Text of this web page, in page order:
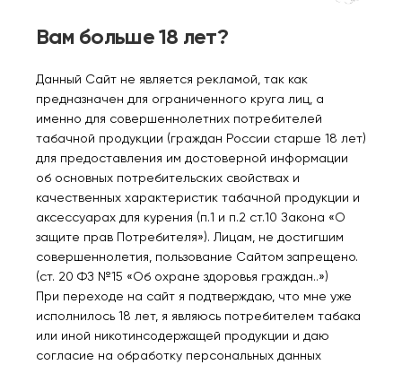
INSPO COSMIX RELAX
30мл.20мг.
560₽
INSPO COSMIX RELAX
30мл.20мг.
560₽
Новинка
INSPO COSMIX RELAX
Новинка
INSPO COSMIX RELAX
Вам больше 18 лет?
Данный Сайт не является рекламой, так как
предназначен для ограниченного круга лиц, а
именно для совершеннолетних потребителей
табачной продукции (граждан России старше 18 лет)
для предоставления им достоверной информации
об основных потребительских свойствах и
качественных характеристик табачной продукции и
аксессуарах для курения (п.1 и п.2 ст.10 Закона «О
защите прав Потребителя»). Лицам, не достигшим
совершеннолетия, пользование Сайтом запрещено.
(ст. 20 ФЗ №15 «Об охране здоровья граждан..»)
При переходе на сайт я подтверждаю, что мне уже
исполнилось 18 лет, я являюсь потребителем табака
или иной никотинсодержащей продукции и даю
согласие на обработку персональных данных